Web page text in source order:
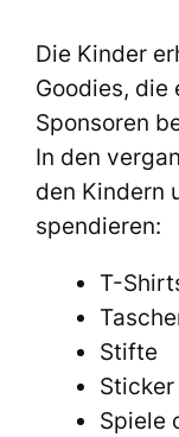
Die Kinder
Goodies, die
Sponsoren
In den
den Kindern
spendieren:
T-
Stifte
Sticker
Spiele